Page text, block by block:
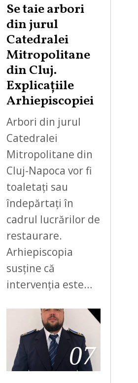
Se taie arbori
din jurul
Catedralei
Mitropolitane
din Cluj.
Explicațiile
Arhiepiscopiei
Arbori din jurul
Catedralei
Mitropolitane din
Cluj-Napoca vor fi
toaletați sau
îndepărtați în
cadrul lucrărilor de
restaurare.
Arhiepiscopia
susține că
intervenția este…
07